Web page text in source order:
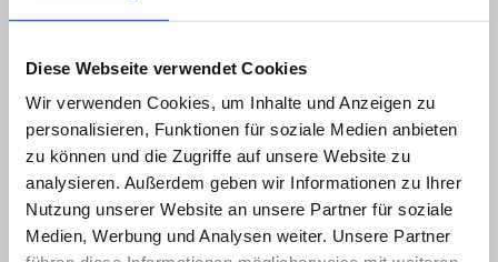
Diese Webseite verwendet Cookies
Wir verwenden Cookies, um Inhalte und Anzeigen zu
personalisieren, Funktionen für soziale Medien anbieten
zu können und die Zugriffe auf unsere Website zu
analysieren. Außerdem geben wir Informationen zu Ihrer
Nutzung unserer Website an unsere Partner für soziale
Medien, Werbung und Analysen weiter. Unsere Partner
Bericht 3 Spieltag 2012.pdf
PDF-Dokument [61.3 KB]
Bericht 2 Punktspieltag 2012.pdf
PDF-Dokument [65.4 KB]